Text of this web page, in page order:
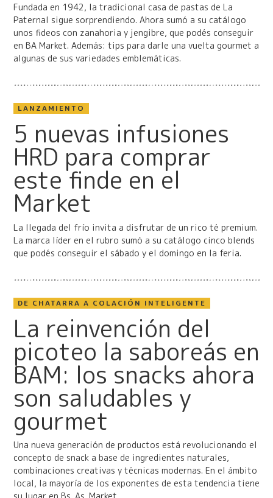
Fundada en 1942, la tradicional casa de pastas de La
Paternal sigue sorprendiendo. Ahora sumó a su catálogo
unos fideos con zanahoria y jengibre, que podés conseguir
en BA Market. Además: tips para darle una vuelta gourmet a
algunas de sus variedades emblemáticas.
LANZAMIENTO
5 nuevas infusiones
HRD para comprar
este finde en el
Market
La llegada del frío invita a disfrutar de un rico té premium.
La marca líder en el rubro sumó a su catálogo cinco blends
que podés conseguir el sábado y el domingo en la feria.
DE CHATARRA A COLACIÓN INTELIGENTE
La reinvención del
picoteo la saboreás en
BAM: los snacks ahora
son saludables y
gourmet
Una nueva generación de productos está revolucionando el
concepto de snack a base de ingredientes naturales,
combinaciones creativas y técnicas modernas. En el ámbito
local, la mayoría de los exponentes de esta tendencia tiene